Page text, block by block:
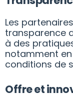
Les
transparence
à des
notamment
conditions de
Offre et